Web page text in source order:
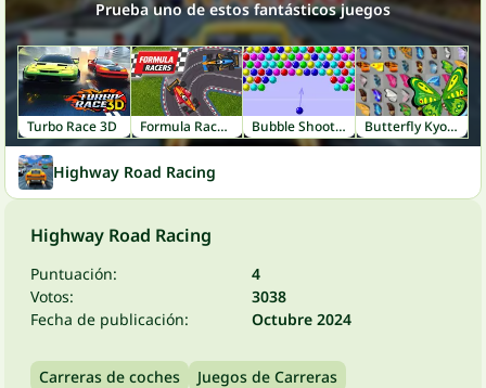
Prueba uno de estos fantásticos juegos
Turbo Race 3D Formula Racers Bubble Shooter Butterfly Kyodai
Highway Road Racing
Highway Road Racing
Puntuación:
4
Votos:
3038
Fecha de publicación:
Octubre 2024
Carreras de coches
Juegos de Carreras